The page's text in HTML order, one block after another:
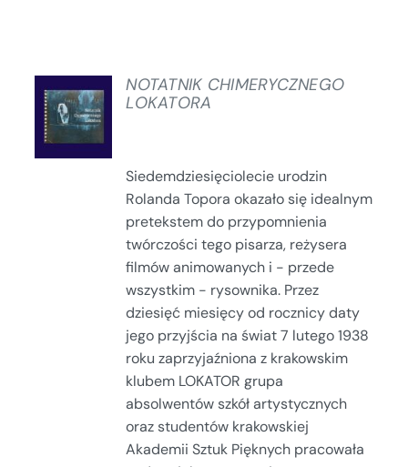
SZCZEGÓŁY
NOTATNIK CHIMERYCZNEGO
LOKATORA
Siedemdziesięciolecie urodzin
Rolanda Topora okazało się idealnym
pretekstem do przypomnienia
twórczości tego pisarza, reżysera
filmów animowanych i - przede
wszystkim - rysownika. Przez
dziesięć miesięcy od rocznicy daty
jego przyjścia na świat 7 lutego 1938
roku zaprzyjaźniona z krakowskim
klubem LOKATOR grupa
absolwentów szkół artystycznych
oraz studentów krakowskiej
Akademii Sztuk Pięknych pracowała